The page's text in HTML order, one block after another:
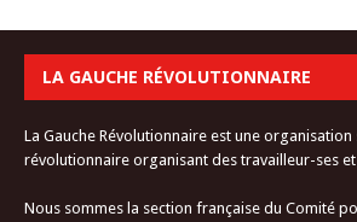
LA GAUCHE RÉVOLUTIONNAIRE
La Gauche Révolutionnaire est une organisation
révolutionnaire organisant des travailleur-ses
Nous sommes la section française du Comité